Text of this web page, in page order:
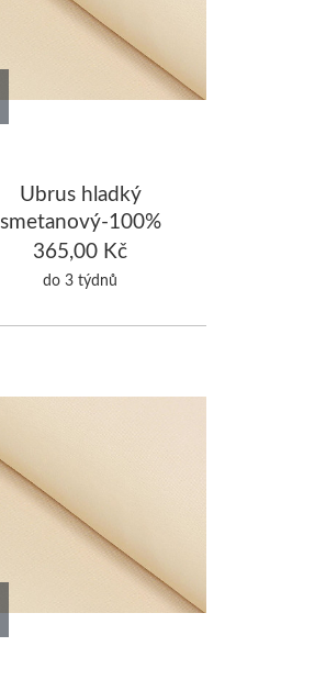
Ubrus hladký
smetanový-100%
Bavlna 130x180cm
365,00 Kč
do 3 týdnů